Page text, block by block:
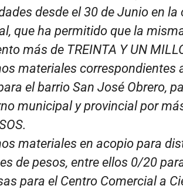
desde el 30 de Junio en
que ha permitido que la
más de TREINTA Y UN
materiales correspondientes
el barrio San José Obrero,
municipal y provincial por
materiales en acopio para
de pesos, entre ellos 0/20
para el Centro Comercial a